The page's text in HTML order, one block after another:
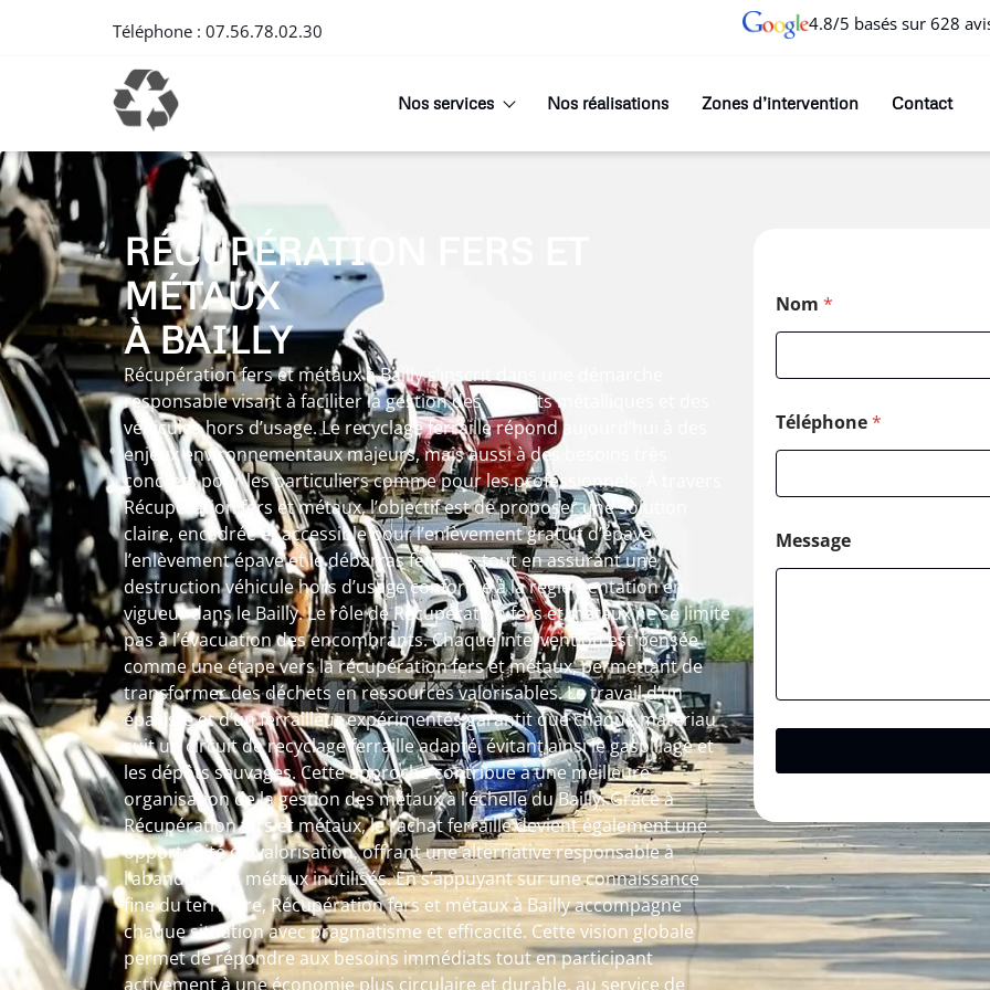
Téléphone : 07.56.78.02.30 4.8/5 basés sur 628
Nos services Nos réalisations Zones d’intervention Contact
RÉCUPÉRATION FERS ET
MÉTAUX
À BAILLY
Récupération fers et métaux à Bailly s’inscrit dans une démarche
responsable visant à faciliter la gestion des déchets métalliques et des
véhicules hors d’usage. Le recyclage ferraille répond aujourd’hui à des
enjeux environnementaux majeurs, mais aussi à des besoins très
concrets pour les particuliers comme pour les professionnels. À travers
Récupération fers et métaux, l’objectif est de proposer une solution
claire, encadrée et accessible pour l’enlèvement gratuit d’épave,
l’enlèvement épave et le débarras ferraille, tout en assurant une
destruction véhicule hors d’usage conforme à la réglementation en
vigueur dans le Bailly. Le rôle de Récupération fers et métaux ne se limite
pas à l’évacuation des encombrants. Chaque intervention est pensée
comme une étape vers la récupération fers et métaux, permettant de
transformer des déchets en ressources valorisables. Le travail d’un
épaviste et d’un ferrailleur expérimentés garantit que chaque matériau
suit un circuit de recyclage ferraille adapté, évitant ainsi le gaspillage et
les dépôts sauvages. Cette approche contribue à une meilleure
organisation de la gestion des métaux à l’échelle du Bailly. Grâce à
Récupération fers et métaux, le rachat ferraille devient également une
opportunité de valorisation, offrant une alternative responsable à
l’abandon des métaux inutilisés. En s’appuyant sur une connaissance
fine du territoire, Récupération fers et métaux à Bailly accompagne
chaque situation avec pragmatisme et efficacité. Cette vision globale
permet de répondre aux besoins immédiats tout en participant
activement à une économie plus circulaire et durable, au service de
Nom *
Téléphone*
Message